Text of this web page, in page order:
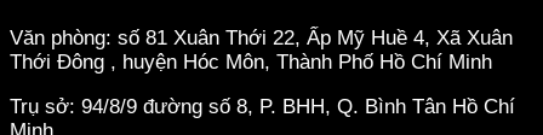
Văn phòng: số 81 Xuân Thới 22, Ấp Mỹ Huề 4, Xã Xuân
Thới Đông , huyện Hóc Môn, Thành Phố Hồ Chí Minh
Trụ sở: 94/8/9 đường số 8, P. BHH, Q. Bình Tân Hồ Chí